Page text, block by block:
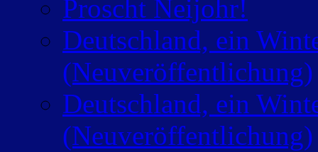
Proscht Neijohr!
Deutschland, ein
(Neuveröffentlichung)
Deutschland, ein
(Neuveröffentlichung)